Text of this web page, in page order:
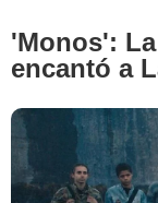
'Monos':
encantó a